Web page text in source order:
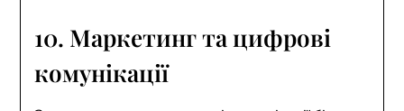
10. Маркетинг та цифрові
комунікації